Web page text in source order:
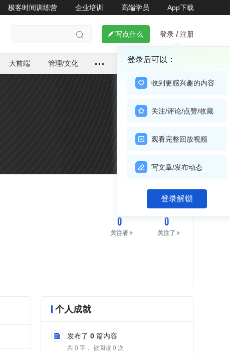
极客时间训练营 企业培训 高端学员 App下载
  写点什么 登录 / 注册
登录后可以：
收到更感兴趣的内容
关注/评论/点赞/收藏
观看完整回放视频
写文章/发布动态
登录解锁
大前端 管理/文化
关注
0
关注者
0
关注了
个人成就
发布了 0 篇内容
共 0 字， 被阅读 0 次